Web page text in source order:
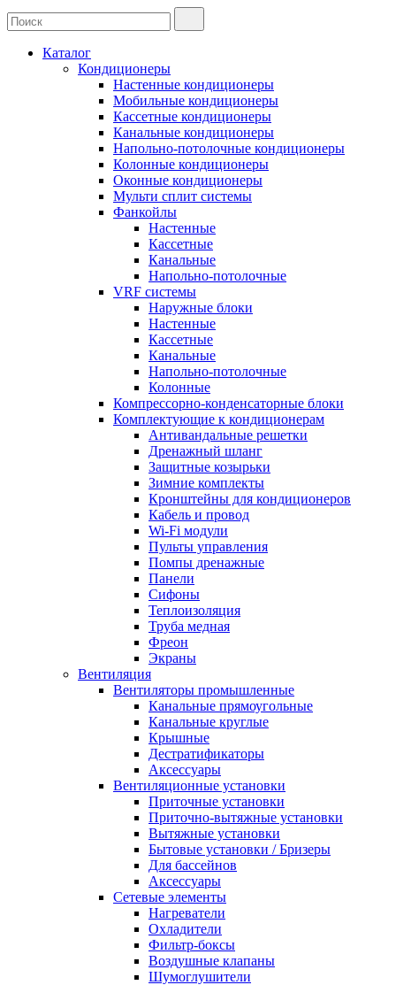
Каталог
Кондиционеры
Настенные кондиционеры
Мобильные кондиционеры
Кассетные кондиционеры
Канальные кондиционеры
Напольно-потолочные кондиционеры
Колонные кондиционеры
Оконные кондиционеры
Мульти сплит системы
Фанкойлы
Настенные
Кассетные
Канальные
Напольно-потолочные
VRF системы
Наружные блоки
Настенные
Кассетные
Канальные
Напольно-потолочные
Колонные
Компрессорно-конденсаторные блоки
Комплектующие к кондиционерам
Антивандальные решетки
Дренажный шланг
Защитные козырьки
Зимние комплекты
Кронштейны для кондиционеров
Кабель и провод
Wi-Fi модули
Пульты управления
Помпы дренажные
Панели
Сифоны
Теплоизоляция
Труба медная
Фреон
Экраны
Вентиляция
Вентиляторы промышленные
Канальные прямоугольные
Канальные круглые
Крышные
Дестратификаторы
Аксессуары
Вентиляционные установки
Приточные установки
Приточно-вытяжные установки
Вытяжные установки
Бытовые установки / Бризеры
Для бассейнов
Аксессуары
Сетевые элементы
Нагреватели
Охладители
Фильтр-боксы
Воздушные клапаны
Шумоглушители